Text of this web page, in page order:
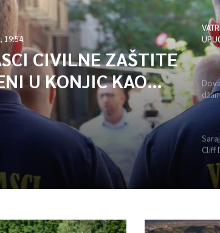
19:54
CIVILNE ZAŠTITE
U KONJIC KAO
GAŠENJU POŽARA
Cliff